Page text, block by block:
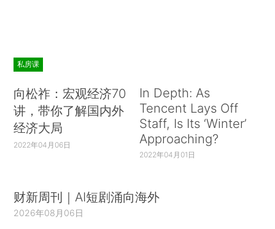
私房课
向松祚：宏观经济70
讲，带你了解国内外
经济大局
2022年04月06日
In Depth: As
Tencent Lays Off
Staff, Is Its ‘Winter’
Approaching?
2022年04月01日
财新周刊｜AI短剧涌向海外
2026年08月06日